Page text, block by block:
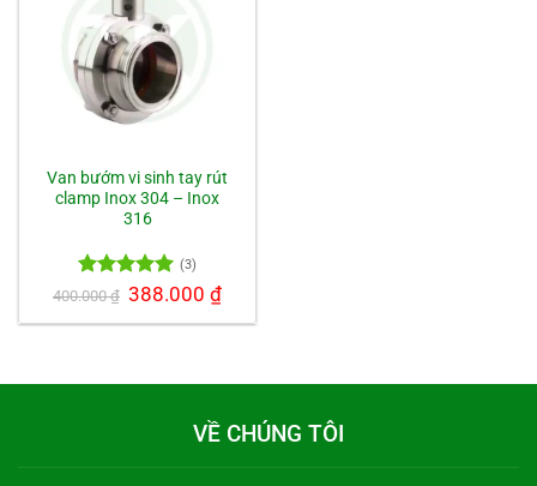
Van bướm vi sinh tay rút
clamp Inox 304 – Inox
316
Được xếp
5 sao
(3)
400.000₫ Giá
gốc
là:
388.000 ₫Giá
hiện
tại
VỀ CHÚNG TÔI